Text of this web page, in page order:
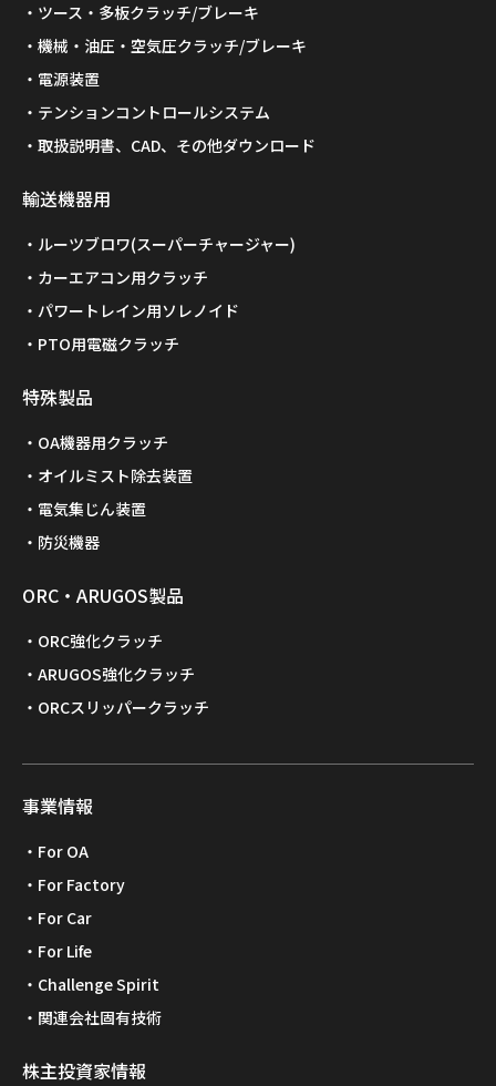
ツース・多板クラッチ/ブレーキ
機械・油圧・空気圧クラッチ/ブレーキ
電源装置
テンションコントロールシステム
取扱説明書、CAD、その他ダウンロード
輸送機器用
ルーツブロワ(スーパーチャージャー)
カーエアコン用クラッチ
パワートレイン用ソレノイド
PTO用電磁クラッチ
特殊製品
OA機器用クラッチ
オイルミスト除去装置
電気集じん装置
防災機器
ORC・ARUGOS製品
ORC強化クラッチ
ARUGOS強化クラッチ
ORCスリッパークラッチ
事業情報
For OA
For Factory
For Car
For Life
Challenge Spirit
関連会社固有技術
株主投資家情報